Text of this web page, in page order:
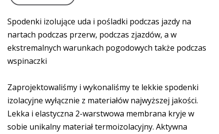
Spodenki izolujące uda i pośladki podczas jazdy na
nartach podczas przerw, podczas zjazdów, a w
ekstremalnych warunkach pogodowych także podczas
wspinaczki
Zaprojektowaliśmy i wykonaliśmy te lekkie spodenki
izolacyjne wyłącznie z materiałów najwyższej jakości.
Lekka i elastyczna 2-warstwowa membrana kryje w
sobie unikalny materiał termoizolacyjny. Aktywna